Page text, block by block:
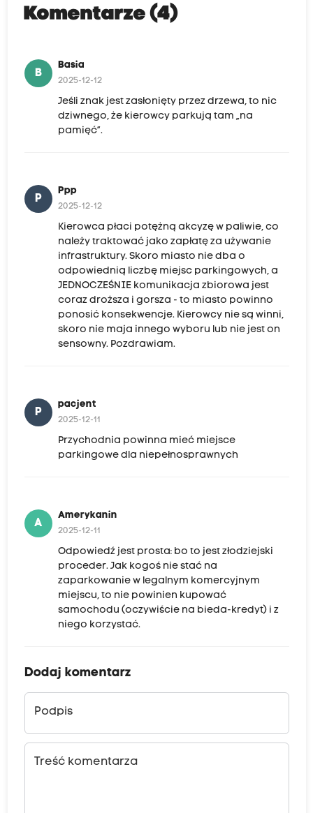
Komentarze (4)
B
Basia
2025-12-12
Jeśli znak jest zasłonięty przez drzewa, to nic
dziwnego, że kierowcy parkują tam „na
pamięć”.
P
Ppp
2025-12-12
Kierowca płaci potężną akcyzę w paliwie, co
należy traktować jako zapłatę za używanie
infrastruktury. Skoro miasto nie dba o
odpowiednią liczbę miejsc parkingowych, a
JEDNOCZEŚNIE komunikacja zbiorowa jest
coraz droższa i gorsza - to miasto powinno
ponosić konsekwencje. Kierowcy nie są winni,
skoro nie maja innego wyboru lub nie jest on
sensowny. Pozdrawiam.
P
pacjent
2025-12-11
Przychodnia powinna mieć miejsce
parkingowe dla niepełnosprawnych
A
Amerykanin
2025-12-11
Odpowiedź jest prosta: bo to jest złodziejski
proceder. Jak kogoś nie stać na
zaparkowanie w legalnym komercyjnym
miejscu, to nie powinien kupować
samochodu (oczywiście na bieda-kredyt) i z
niego korzystać.
Dodaj komentarz
Podpis
Treść komentarza